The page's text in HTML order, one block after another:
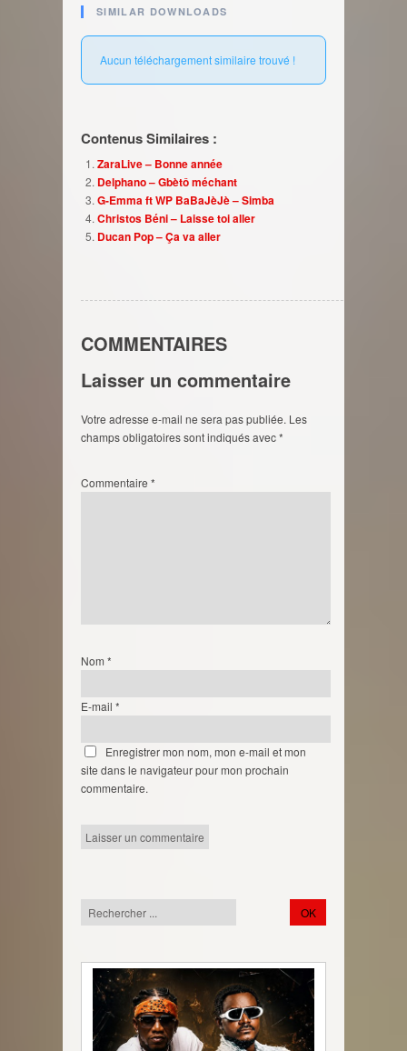
SIMILAR DOWNLOADS
Aucun téléchargement similaire trouvé !
Contenus Similaires :
ZaraLive – Bonne année
Delphano – Gbètô méchant
G-Emma ft WP BaBaJèJè – Simba
Christos Béni – Laisse toi aller
Ducan Pop – Ça va aller
COMMENTAIRES
Laisser un commentaire
Votre adresse e-mail ne sera pas publiée. Les
champs obligatoires sont indiqués avec*
Commentaire *
Nom *
E-mail *
Enregistrer mon nom, mon e-mail et mon
site dans le navigateur pour mon prochain
commentaire.